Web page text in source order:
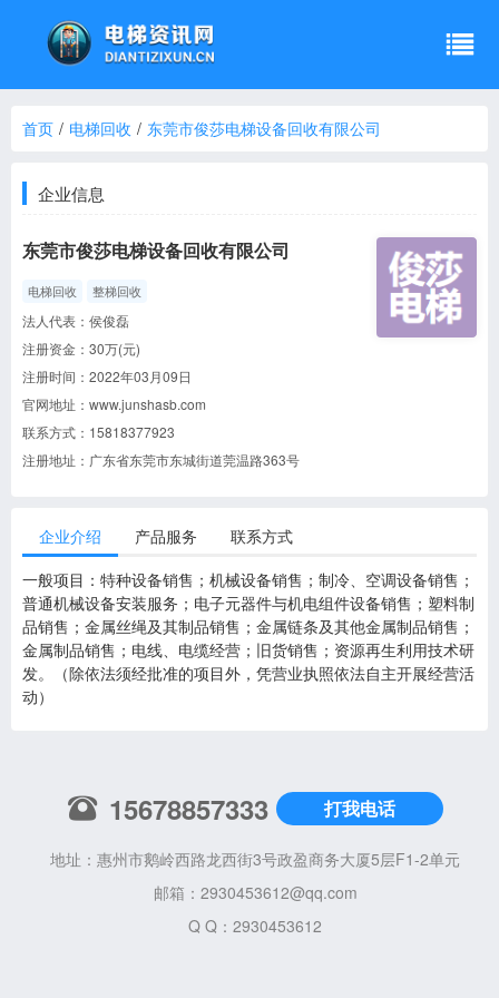
首页 / 电梯回收 / 东莞市俊莎电梯设备回收有限公司
企业信息
东莞市俊莎电梯设备回收有限公司
电梯回收 整梯回收
法人代表： 侯俊磊
注册资金： 30万(元)
注册时间： 2022年03月09日
官网地址： www.junshasb.com
联系方式： 15818377923
注册地址： 广东省东莞市东城街道莞温路363号
企业介绍 产品服务
联系方式
一般项目：特种设备销售；机械设备销售；制冷、空调设备销售；
普通机械设备安装服务；电子元器件与机电组件设备销售；塑料制
品销售；金属丝绳及其制品销售；金属链条及其他金属制品销售；
金属制品销售；电线、电缆经营；旧货销售；资源再生利用技术研
发。（除依法须经批准的项目外，凭营业执照依法自主开展经营活
动）
15678857333 打我电话
地址：惠州市鹅岭西路龙西街3号政盈商务大厦5层F1-2单元
邮箱： 2930453612@qq.com
Q Q：2930453612